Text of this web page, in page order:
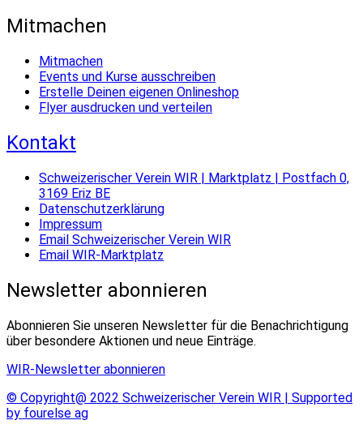
Mitmachen
Mitmachen
Events und Kurse ausschreiben
Erstelle Deinen eigenen Onlineshop
Flyer ausdrucken und verteilen
Kontakt
Schweizerischer Verein WIR | Marktplatz | Postfach 0,
3169 Eriz BE
Datenschutzerklärung
Impressum
Email Schweizerischer Verein WIR
Email WIR-Marktplatz
Newsletter abonnieren
Abonnieren Sie unseren Newsletter für die Benachrichtigung
über besondere Aktionen und neue Einträge.
WIR-Newsletter abonnieren
© Copyright@ 2022 Schweizerischer Verein WIR | Supported
by fourelse ag